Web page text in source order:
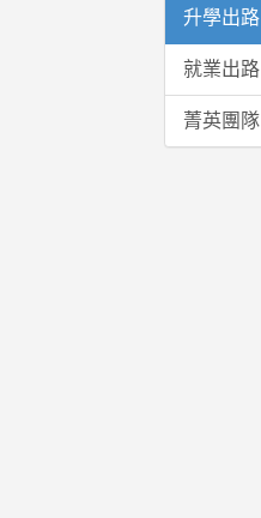
升學出路
就業出路
菁英團隊